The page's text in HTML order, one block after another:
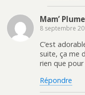
Mam’ Plume
8 septembre
C’est
suite, ça me
rien que
Répondre